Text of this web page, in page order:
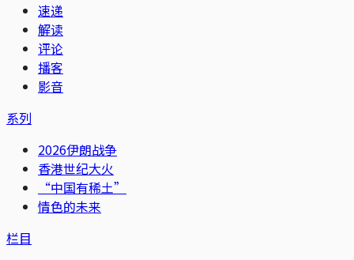
速递
解读
评论
播客
影音
系列
2026伊朗战争
香港世纪大火
“中国有稀土”
情色的未来
栏目